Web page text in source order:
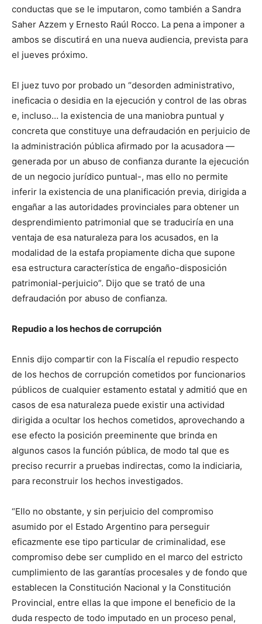
conductas que se le imputaron, como también a Sandra
Saher Azzem y Ernesto Raúl Rocco. La pena a imponer a
ambos se discutirá en una nueva audiencia, prevista para
el jueves próximo.
El juez tuvo por probado un “desorden administrativo,
ineficacia o desidia en la ejecución y control de las obras
e, incluso… la existencia de una maniobra puntual y
concreta que constituye una defraudación en perjuicio de
la administración pública afirmado por la acusadora —
generada por un abuso de confianza durante la ejecución
de un negocio jurídico puntual-, mas ello no permite
inferir la existencia de una planificación previa, dirigida a
engañar a las autoridades provinciales para obtener un
desprendimiento patrimonial que se traduciría en una
ventaja de esa naturaleza para los acusados, en la
modalidad de la estafa propiamente dicha que supone
esa estructura característica de engaño-disposición
patrimonial-perjuicio”. Dijo que se trató de una
defraudación por abuso de confianza.
Repudio a los hechos de corrupción
Ennis dijo compartir con la Fiscalía el repudio respecto
de los hechos de corrupción cometidos por funcionarios
públicos de cualquier estamento estatal y admitió que en
casos de esa naturaleza puede existir una actividad
dirigida a ocultar los hechos cometidos, aprovechando a
ese efecto la posición preeminente que brinda en
algunos casos la función pública, de modo tal que es
preciso recurrir a pruebas indirectas, como la indiciaria,
para reconstruir los hechos investigados.
“Ello no obstante, y sin perjuicio del compromiso
asumido por el Estado Argentino para perseguir
eficazmente ese tipo particular de criminalidad, ese
compromiso debe ser cumplido en el marco del estricto
cumplimiento de las garantías procesales y de fondo que
establecen la Constitución Nacional y la Constitución
Provincial, entre ellas la que impone el beneficio de la
duda respecto de todo imputado en un proceso penal,